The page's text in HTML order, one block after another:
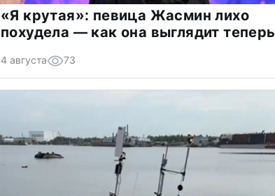
«Я крутая»: певица Жасмин лихо
похудела — как она выглядит теперь
4 августа 73